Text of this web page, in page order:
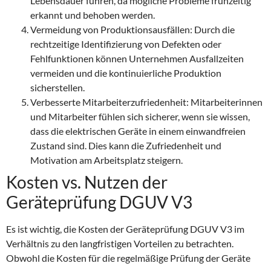
erkannt und behoben werden.
Vermeidung von Produktionsausfällen: Durch die
rechtzeitige Identifizierung von Defekten oder
Fehlfunktionen können Unternehmen Ausfallzeiten
vermeiden und die kontinuierliche Produktion
sicherstellen.
Verbesserte Mitarbeiterzufriedenheit: Mitarbeiterinnen
und Mitarbeiter fühlen sich sicherer, wenn sie wissen,
dass die elektrischen Geräte in einem einwandfreien
Zustand sind. Dies kann die Zufriedenheit und
Motivation am Arbeitsplatz steigern.
Kosten vs. Nutzen der
Geräteprüfung DGUV V3
Es ist wichtig, die Kosten der Geräteprüfung DGUV V3 im
Verhältnis zu den langfristigen Vorteilen zu betrachten.
Obwohl die Kosten für die regelmäßige Prüfung der Geräte